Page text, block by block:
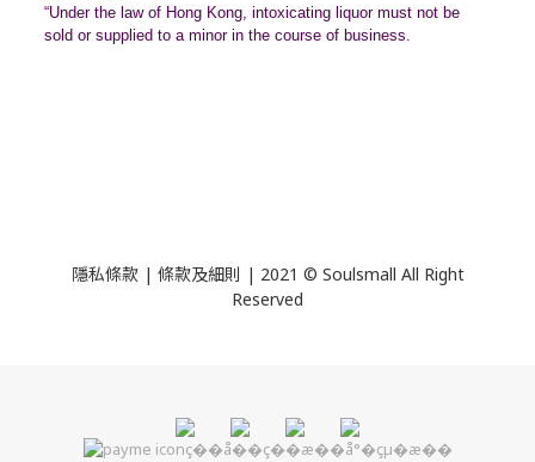
“Under the law of Hong Kong, intoxicating liquor must not be
sold or supplied to a minor in the course of business.
隱私條款 | 條款及細則 | 2021 © Soulsmall All Right
Reserved